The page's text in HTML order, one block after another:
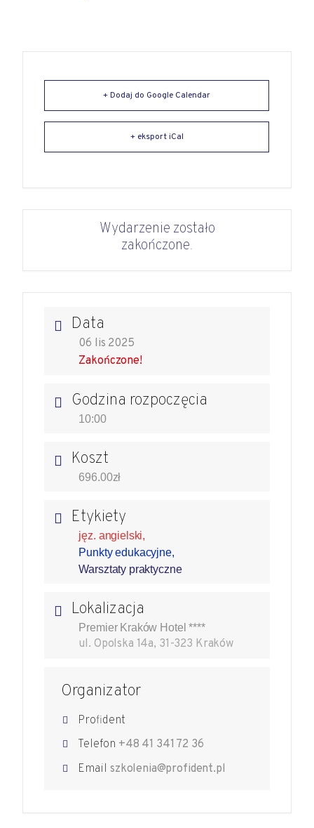
+ Dodaj do Google Calendar
+ eksport iCal
Wydarzenie zostało
zakończone.
Data
06 lis 2025
Zakończone!
Godzina rozpoczęcia
10:00
Koszt
696.00zł
Etykiety
jęz. angielski,
Punkty edukacyjne,
Warsztaty praktyczne
Lokalizacja
Premier Kraków Hotel ****
ul. Opolska 14a, 31-323 Kraków
Organizator
Profident
Telefon +48 41 341 72 36
Email szkolenia@profident.pl